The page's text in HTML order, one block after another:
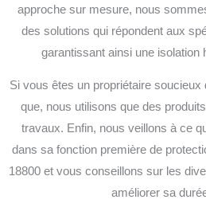
approche sur mesure, nous
des solutions qui répondent aux
garantissant ainsi une isolation
Si vous êtes un propriétaire soucieux
que, nous utilisons que des
travaux. Enfin, nous veillons à ce
dans sa fonction première de
18800 et vous conseillons sur les
améliorer sa